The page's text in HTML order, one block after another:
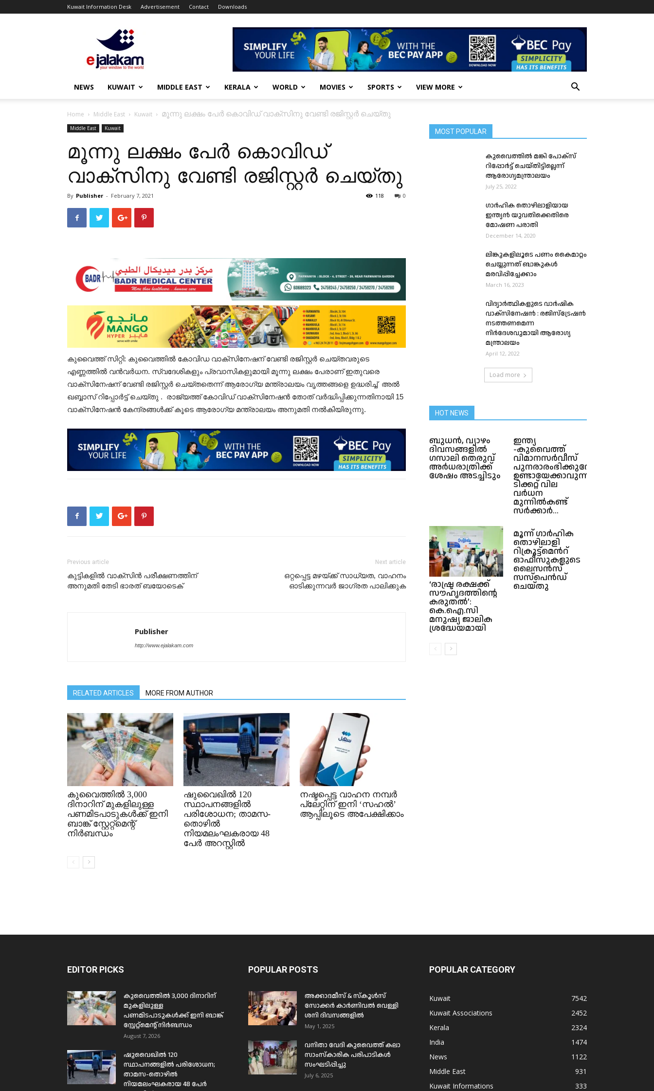
Kuwait Information Desk Advertisement Contact Downloads
ejalakam
NEWS KUWAIT MIDDLE EAST KERALA WORLD MOVIES SPORTS VIEW MORE
Home Middle East Kuwait മൂന്നു ലക്ഷം പേർ കൊവിഡ് വാക്സിനു വേണ്ടി രജിസ്റ്റർ ചെയ്തു
Middle East Kuwait
മൂന്നു ലക്ഷം പേർ കൊവിഡ്
വാക്സിനു വേണ്ടി രജിസ്റ്റർ ചെയ്തു
By Publisher - February 7, 2021 0
118
കുവൈത്ത് സിറ്റി: കുവൈത്തിൽ കോവിഡ വാക്സിനേഷന് വേണ്ടി രജിസ്റ്റർ ചെയ്തവരുടെ
എണ്ണത്തിൽ വൻവർധന. സ്വദേശികളും പ്രവാസികളുമായി മൂന്നു ലക്ഷം പേരാണ് ഇതുവരെ
വാക്സിനേഷന് വേണ്ടി രജിസ്റ്റർ ചെയ്തതെന്ന് ആരോഗ്യ മന്ത്രാലയം വൃത്തങ്ങളെ ഉദ്ധരിച്ച് അൽ
ഖബ്ബാസ് റിപ്പോർട്ട് ചെയ്തു . രാജ്യത്ത് കോവിഡ് വാക്സിനേഷൻ തോത് വർദ്ധിപ്പിക്കുന്നതിനായി 15
വാക്സിനേഷൻ കേന്ദ്രങ്ങൾക്ക് കൂടെ ആരോഗ്യ മന്ത്രാലയം അനുമതി നൽകിയിരുന്നു.
Previous article
കു​ട്ടി​ക​ളി​ൽ വാ​ക്സി​ൻ പ​രീ​ക്ഷ​ണ​ത്തി​ന്
അനുമതി തേടി ഭാ​ര​ത് ബ​യോ​ടെ​ക്
Next article
ഒറ്റപ്പെട്ട മഴയ്ക്ക് സാധ്യത, വാഹനം
ഓടിക്കുന്നവർ ജാഗ്രത പാലിക്കുക
Publisher
http://www.ejalakam.com
RELATED ARTICLES MORE FROM AUTHOR
കുവൈത്തിൽ 3,000
ദിനാറിന് മുകളിലുള്ള
പണമിടപാടുകൾക്ക് ഇനി
ബാങ്ക് സ്റ്റേറ്റ്മെന്റ്
നിർബന്ധം
ഷുവൈഖിൽ 120
സ്ഥാപനങ്ങളിൽ
പരിശോധന; താമസ-
തൊഴിൽ
നിയമലംഘകരായ 48
പേർ അറസ്റ്റിൽ
നഷ്ടപ്പെട്ട വാഹന നമ്പർ
പ്ലേറ്റിന് ഇനി ‘സഹൽ’
ആപ്പിലൂടെ അപേക്ഷിക്കാം
MOST POPULAR
കുവൈത്തിൽ മങ്കി പോക്സ്
റിപ്പോർട്ട് ചെയ്തിട്ടില്ലെന്ന്
ആരോഗ്യമന്ത്രാലയം
July 25, 2022
ഗാർഹിക തൊഴിലാളിയായ
ഇന്ത്യൻ യുവതിക്കെതിരെ
മോഷണ പരാതി
December 14, 2020
ലിങ്കുകളിലൂടെ പണം കൈമാറ്റം
ചെയ്യുന്നത് ബാങ്കുകൾ
മരവിപ്പിച്ചേക്കാം
March 16, 2023
വിദ്യാർത്ഥികളുടെ വാർഷിക
വാക്സിനേഷന്‍ : രജിസ്ട്രേഷന്‍
നടത്തണമെന്ന
നിർദേശവുമായി ആരോഗ്യ
മന്ത്രാലയം
April 12, 2022
Load more
HOT NEWS
ബുധൻ, വ്യാഴം
ദിവസങ്ങളിൽ
ഗസാലി തെരുവ്
അർധരാത്രിക്ക്
ശേഷം അടച്ചിടും
ഇന്ത്യ
-കുവൈത്ത്
വിമാനസർവീസ്
പുനരാരംഭിക്കുമ്പോൾ
ഉണ്ടായേക്കാവുന്ന
ടിക്കറ്റ് വില
വർധന
മുന്നിൽകണ്ട്
സർക്കാർ...
‘രാഷ്ട്ര രക്ഷക്ക്
സൗഹൃദത്തിന്റെ
കരുതല്‍’:
കെ.ഐ.സി
മനുഷ്യ ജാലിക
ശ്രദ്ധേയമായി
മൂന്ന് ഗാർഹിക
തൊഴിലാളി
റിക്രൂട്ട്മെൻറ്
ഓഫീസുകളുടെ
ലൈസൻസ്
സസ്പെൻഡ്
ചെയ്തു
EDITOR PICKS
കുവൈത്തിൽ 3,000 ദിനാറിന്
മുകളിലുള്ള
പണമിടപാടുകൾക്ക് ഇനി ബാങ്ക്
സ്റ്റേറ്റ്മെന്റ് നിർബന്ധം
August 7, 2026
ഷുവൈഖിൽ 120
സ്ഥാപനങ്ങളിൽ പരിശോധന;
താമസ-തൊഴിൽ
നിയമലംഘകരായ 48 പേർ
POPULAR POSTS
അക്കാദമീസ് & സ്കൂൾസ്
സോക്കർ കാർണിവൽ വെള്ളി
ശനി ദിവസങ്ങളിൽ
May 1, 2025
വനിതാ വേദി കുവൈത്ത് കലാ
സാംസ്കാരിക പരിപാടികൾ
സംഘടിപ്പിച്ചു
July 6, 2025
POPULAR CATEGORY
Kuwait
7542
Kuwait Associations
2452
Kerala
2324
India
1474
News
1122
Middle East
931
Kuwait Informations
333